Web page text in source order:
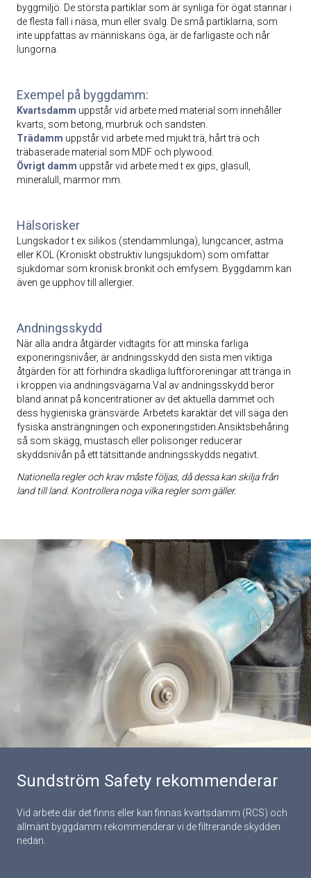
byggmiljö. De största partiklar som är synliga för ögat stannar i
de flesta fall i näsa, mun eller svalg. De små partiklarna, som
inte uppfattas av människans öga, är de farligaste och når
lungorna.
Exempel på byggdamm:
Kvartsdamm uppstår vid arbete med material som innehåller
kvarts, som betong, ­murbruk och sandsten.
Trädamm uppstår vid arbete med mjukt trä, hårt trä och
träbaserade material som MDF och plywood.
Övrigt damm uppstår vid arbete med t ex gips, glasull,
mineralull, marmor mm.
Hälsorisker
Lungskador t ex silikos (stendammlunga), lungcancer, astma
eller KOL (Kroniskt ­obstruktiv lungsjukdom) som omfattar
sjukdomar som kronisk bronkit och emfysem. Byggdamm kan
även ge upphov till allergier.
Andningsskydd
När alla andra åtgärder vidtagits för att minska farliga
exponeringsnivåer, är andningsskydd den sista men viktiga
åtgärden för att förhindra skadliga luftföroreningar att tränga in
i kroppen via andningsvägarna.Val av andningsskydd beror
bland annat på koncentrationer av det aktuella dammet och
dess hygieniska gränsvärde. Arbetets karaktär det vill säga den
fysiska ansträngningen och exponeringstiden.Ansiktsbehåring
så som skägg, mustasch eller polisonger reducerar
skyddsnivån på ett tätsittande andningsskydds negativt.
Nationella regler och krav måste följas, då dessa kan skilja från
land till land. Kontrollera noga vilka regler som gäller.
Sundström Safety rekommenderar
Vid arbete där det finns eller kan finnas kvartsdamm (RCS) och
allmänt byggdamm rekommenderar vi de filtrerande skydden
nedan.